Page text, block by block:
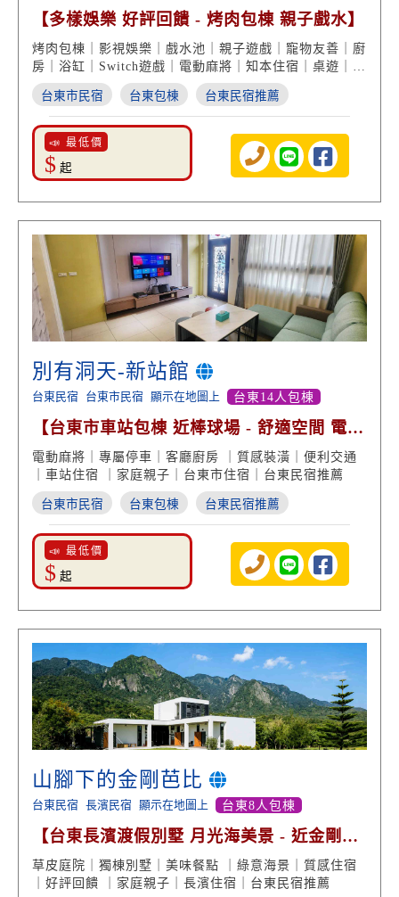
【多樣娛樂 好評回饋 - 烤肉包棟 親子戲水】
烤肉包棟｜影視娛樂｜戲水池｜親子遊戲｜寵物友善｜廚
房｜浴缸｜Switch遊戲｜電動麻將｜知本住宿｜桌遊｜停
車位
台東市民宿 台東包棟 台東民宿推薦
📣 最低價
$ 起
別有洞天-新站館
台東民宿 台東市民宿 顯示在地圖上 台東14人包棟
【台東市車站包棟 近棒球場 - 舒適空間 電動
麻將娛樂】
電動麻將｜專屬停車｜客廳廚房 ｜質感裝潢｜便利交通
｜車站住宿 ｜家庭親子｜台東市住宿｜台東民宿推薦
台東市民宿 台東包棟 台東民宿推薦
📣 最低價
$ 起
山腳下的金剛芭比
台東民宿 長濱民宿 顯示在地圖上 台東8人包棟
【台東長濱渡假別墅 月光海美景 - 近金剛大
道 好評回饋】
草皮庭院｜獨棟別墅｜美味餐點 ｜綠意海景｜質感住宿
｜好評回饋 ｜家庭親子｜長濱住宿｜台東民宿推薦